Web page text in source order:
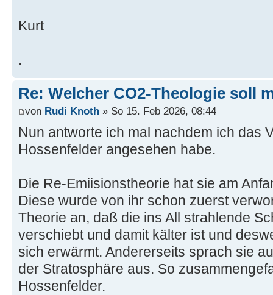
Kurt
.
Re: Welcher CO2-Theologie soll
von Rudi Knoth » So 15. Feb 2026, 08:44
Nun antworte ich mal nachdem ich das
Hossenfelder angesehen habe.
Die Re-Emiisionstheorie hat sie am
Diese wurde von ihr schon zuerst
Theorie an, daß die ins All strahlende
verschiebt und damit kälter ist und
sich erwärmt. Andererseits sprach sie
der Stratosphäre aus. So
Hossenfelder.